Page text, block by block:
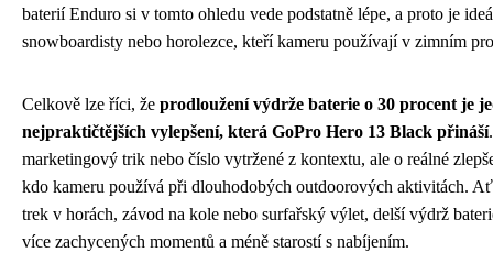
baterií Enduro si v tomto ohledu vede podstatně lépe, a proto je
snowboardisty nebo horolezce, kteří kameru používají v zimním
Celkově lze říci, že prodloužení výdrže baterie o 30 procent je
nejpraktičtějších vylepšení, která GoPro Hero 13 Black přináší
marketingový trik nebo číslo vytržené z kontextu, ale o reálné
kdo kameru používá při dlouhodobých outdoorových aktivitách.
trek v horách, závod na kole nebo surfařský výlet, delší výdrž
více zachycených momentů a méně starostí s nabíjením.